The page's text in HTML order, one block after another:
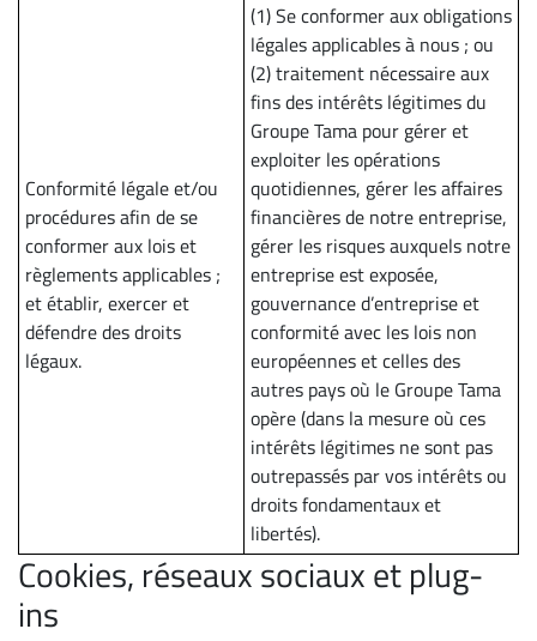
Conformité légale et/ou
procédures afin de se
conformer aux lois et
règlements applicables ;
et établir, exercer et
défendre des droits
légaux.
(1) Se conformer aux obligations
légales applicables à nous ; ou
(2) traitement nécessaire aux
fins des intérêts légitimes du
Groupe Tama pour gérer et
exploiter les opérations
quotidiennes, gérer les affaires
financières de notre entreprise,
gérer les risques auxquels notre
entreprise est exposée,
gouvernance d’entreprise et
conformité avec les lois non
européennes et celles des
autres pays où le Groupe Tama
opère (dans la mesure où ces
intérêts légitimes ne sont pas
outrepassés par vos intérêts ou
droits fondamentaux et
libertés).
Cookies, réseaux sociaux et plug-
ins